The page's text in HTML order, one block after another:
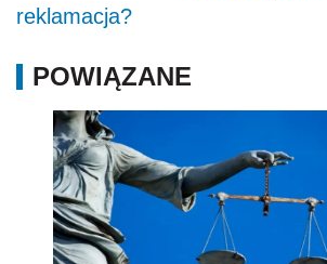
reklamacja?
POWIĄZANE